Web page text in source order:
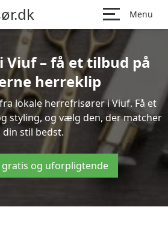
Menu
Viuf – få et tilbud på
herreklip
lokale herrefrisører i Viuf. Få et
styling, og vælg den, der matcher
din stil bedst.
gratis og uforpligtende